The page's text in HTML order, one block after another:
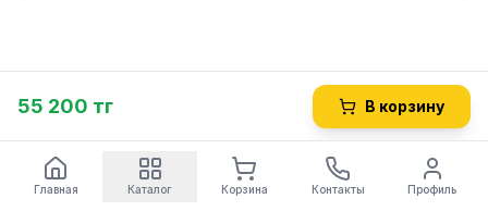
55 200 тг В корзину
Главная Каталог Корзина Контакты Профиль